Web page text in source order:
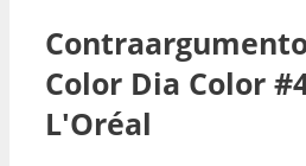
Color Dia Color
L'Oréal